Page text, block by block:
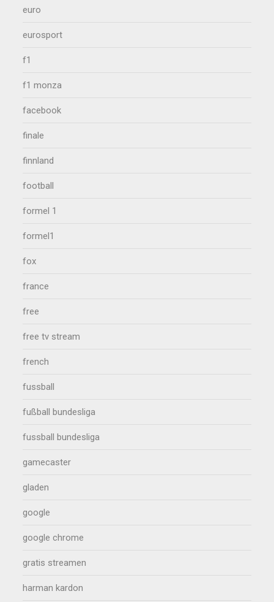
euro
eurosport
f1
f1 monza
facebook
finale
finnland
football
formel 1
formel1
fox
france
free
free tv stream
french
fussball
fußball bundesliga
fussball bundesliga
gamecaster
gladen
google
google chrome
gratis streamen
harman kardon